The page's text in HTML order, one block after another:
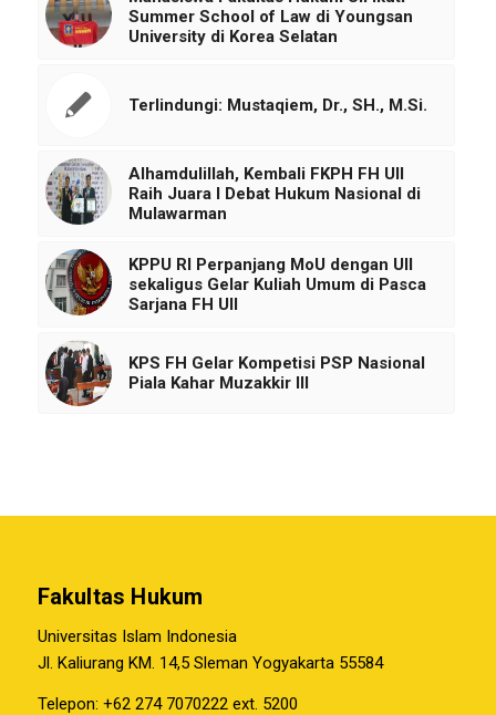
Summer School of Law di Youngsan
University di Korea Selatan
Terlindungi: Mustaqiem, Dr., SH., M.Si.
Alhamdulillah, Kembali FKPH FH UII
Raih Juara I Debat Hukum Nasional di
Mulawarman
KPPU RI Perpanjang MoU dengan UII
sekaligus Gelar Kuliah Umum di Pasca
Sarjana FH UII
KPS FH Gelar Kompetisi PSP Nasional
Piala Kahar Muzakkir III
Fakultas Hukum
Universitas Islam Indonesia
Jl. Kaliurang KM. 14,5 Sleman Yogyakarta 55584
Telepon: +62 274 7070222 ext. 5200